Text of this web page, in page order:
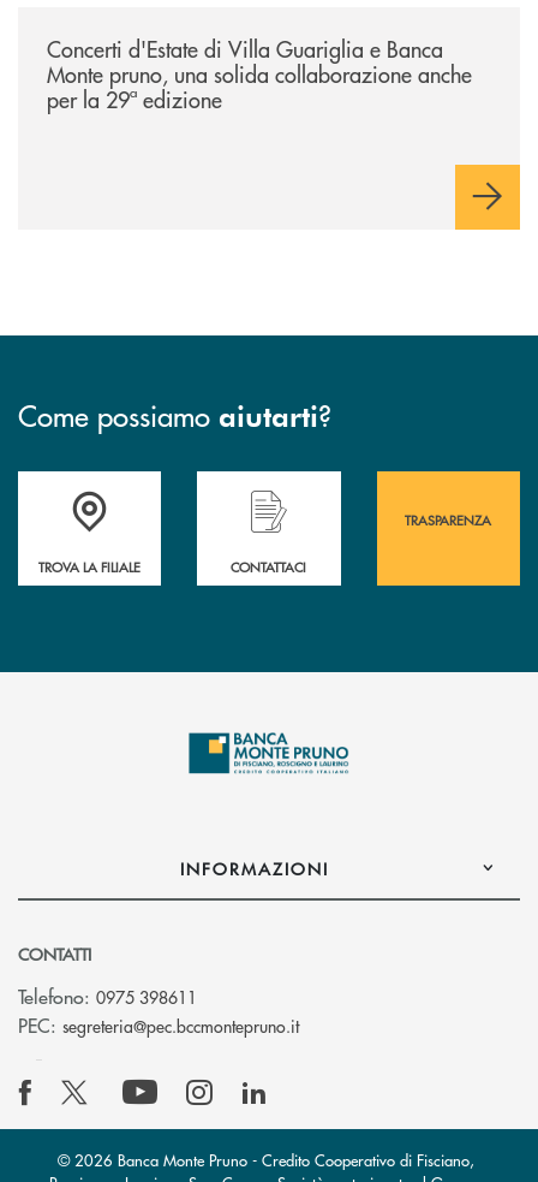
Concerti d'Estate di Villa Guariglia e Banca
Monte pruno, una solida collaborazione anche
per la 29ª edizione
Come possiamo aiutarti?
Accedi all' elenco completo&nbsp; delle&nbsp; filiali&nbsp; di Banca
TROVA LA FILIALE
Hai bisogno di assistenza immediata?
CONTATTACI
TRASPARENZA
INFORMAZIONI
CONTATTI
Telefono: 0975 398611
PEC: segreteria@pec.bccmontepruno.it(si apre l’app di posta
© 2026 Banca Monte Pruno - Credito Cooperativo di Fisciano,